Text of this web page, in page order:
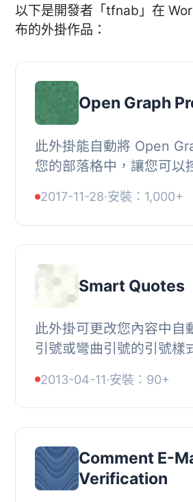
以下是開發者「tfnab」在
布的外掛作品：
Open Graph
此外掛能自動將 Open
您的部落格中，讓您可以
文章和頁面的呈現方式，
定。, 當有人在 Face...
2017-11-28·安裝：1,000+
Smart Quotes
此外掛可更改您內容中自
引號或彎曲引號的引號樣
格，例如克羅埃西亞/匈牙
2013-04-11·安裝：90+
Comment E-
Verification